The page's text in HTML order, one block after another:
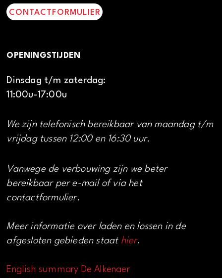
CONTACTFORMULIER
OPENINGSTIJDEN
Dinsdag t/m zaterdag:
11:00u-17:00u
We zijn telefonisch bereikbaar van maandag t/m
vrijdag tussen 12:00 en 16:30 uur.
Vanwege de verbouwing zijn we beter
bereikbaar per e-mail of via het
contactformulier.
Meer informatie over laden en lossen in de
afgesloten gebieden staat hier.
English summary De Alkenaer